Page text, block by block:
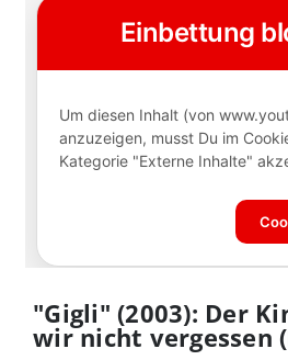
"Gigli" (2003): Der
wir nicht vergessen